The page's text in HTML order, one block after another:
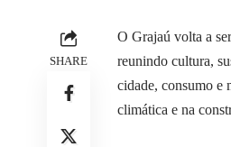
SHARE
O Grajaú volta a
reunindo cultura,
cidade, consumo e
climática e na